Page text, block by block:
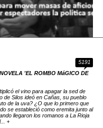
5191
'EL ROMBO MáGICO DE
el vino para apagar la sed de
de Silos ideó en Cañas, su pueblo
de la uva? ¿O que lo primero que
se estableció como eremita junto al
llegaron los romanos a La Rioja
+